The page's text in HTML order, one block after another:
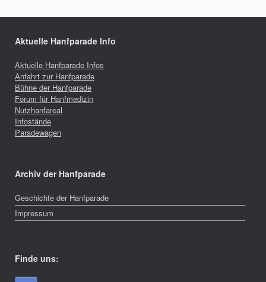
Aktuelle Hanfparade Info
Aktuelle Hanfparade Infos
Anfahrt zur Hanfparade
Bühne der Hanfparade
Forum für Hanfmedizin
Nutzhanfareal
Infostände
Paradewagen
Archiv der Hanfparade
Geschichte der Hanfparade
Impressum
Finde uns: